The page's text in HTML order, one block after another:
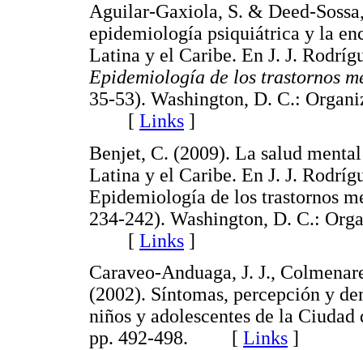
Aguilar-Gaxiola, S. & Deed-
epidemiología psiquiátrica y la
Latina y el Caribe. En J. J.
Epidemiología de los trastornos
35-53). Washington, D. C.:
[ Links ]
Benjet, C. (2009). La salud
Latina y el Caribe. En J. J.
Epidemiología de los trastornos
234-242). Washington, D. C.:
[ Links ]
Caraveo-Anduaga, J. J.,
(2002). Síntomas, percepción y
niños y adolescentes de la
pp. 492-498. [ Links ]